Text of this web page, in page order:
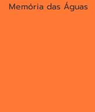
Memória das Águas